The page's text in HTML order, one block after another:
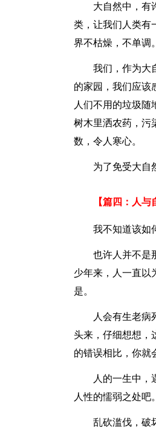
大自然中，有
类，让我们人类有
界不枯燥，不单
我们，作为大
的家园，我们应该
人们不用的垃圾随
树木里洒农药，污
数，令人寒心。
为了免受大自
【篇四：人与自
我不知道该如
也许人并不是
少年来，人一直以
是。
人会有生老病
头来，仔细想想，
的错误相比，你就
人的一生中，
人性的懦弱之处吧
乱砍滥伐，破